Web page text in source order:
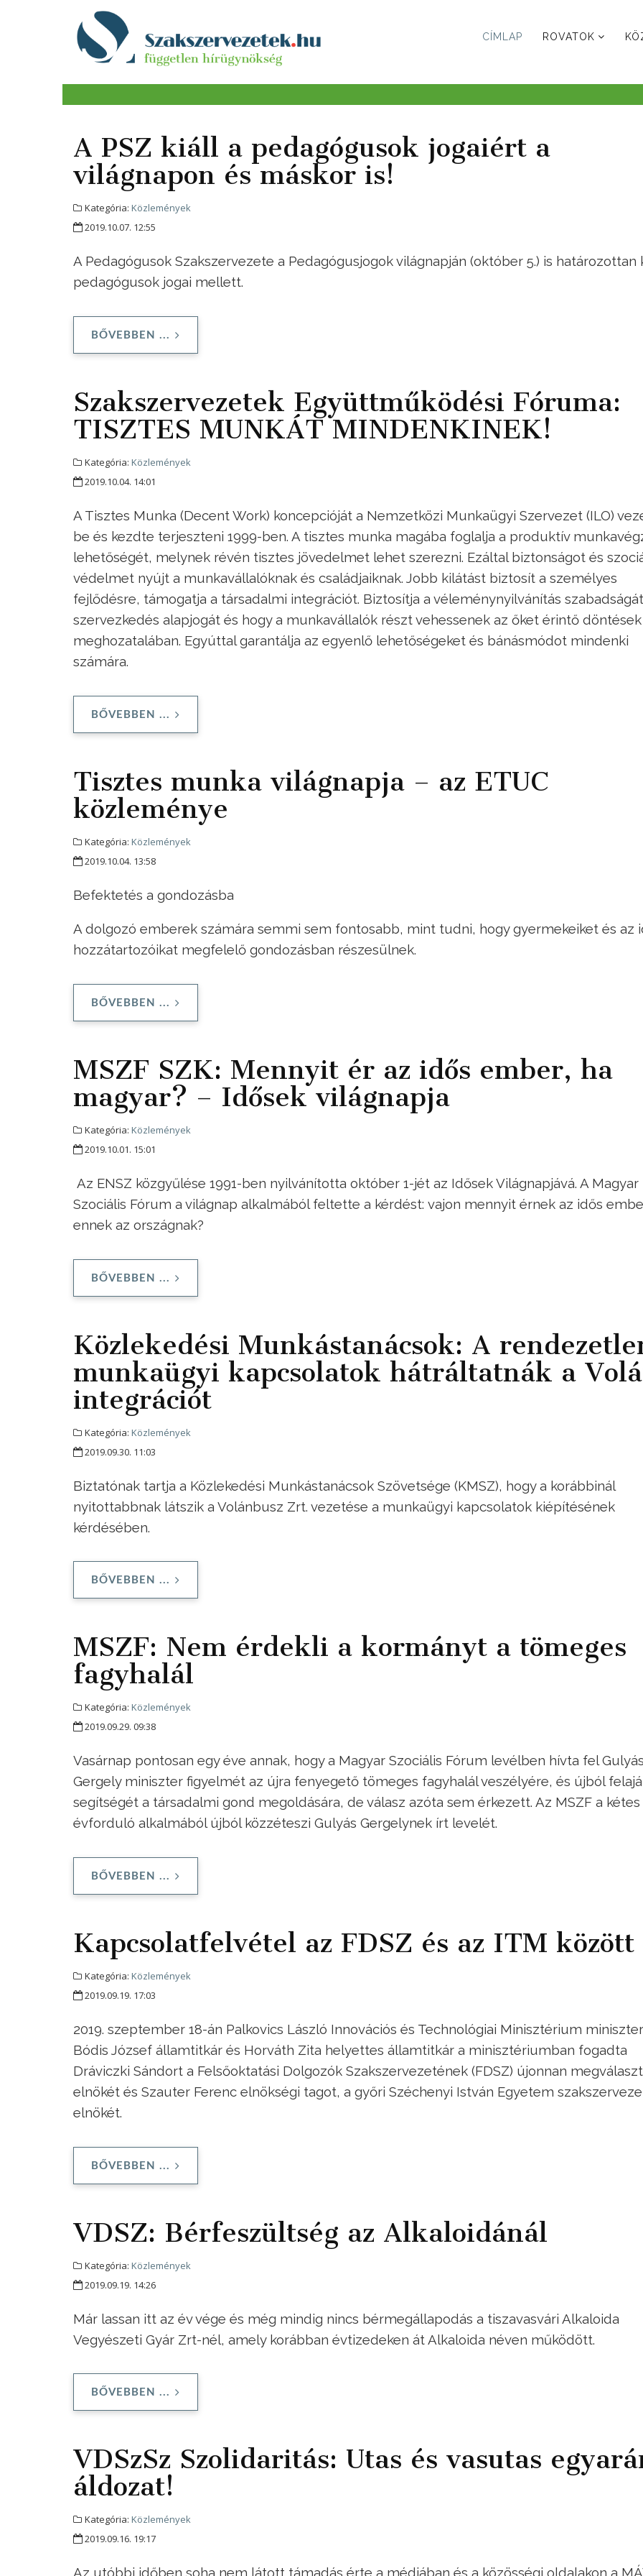
CÍMLAP ROVATOK
A PSZ kiáll a pedagógusok jogaiért a
világnapon és máskor is!
Kategória: Közlemények
2019.10.07. 12:55
A Pedagógusok Szakszervezete a Pedagógusjogok világnapján (október 5.) is határozottan
pedagógusok jogai mellett.
BŐVEBBEN ...
Szakszervezetek Együttműködési Fóruma:
TISZTES MUNKÁT MINDENKINEK!
Kategória: Közlemények
2019.10.04. 14:01
A Tisztes Munka (Decent Work) koncepcióját a Nemzetközi Munkaügyi Szervezet (ILO)
be és kezdte terjeszteni 1999-ben. A tisztes munka magába foglalja a produktív
lehetőségét, melynek révén tisztes jövedelmet lehet szerezni. Ezáltal biztonságot és
védelmet nyújt a munkavállalóknak és családjaiknak. Jobb kilátást biztosít a személyes
fejlődésre, támogatja a társadalmi integrációt. Biztosítja a véleménynyilvánítás
szervezkedés alapjogát és hogy a munkavállalók részt vehessenek az őket érintő döntések
meghozatalában. Egyúttal garantálja az egyenlő lehetőségeket és bánásmódot mindenki
számára.
BŐVEBBEN ...
Tisztes munka világnapja – az ETUC
közleménye
Kategória: Közlemények
2019.10.04. 13:58
Befektetés a gondozásba
A dolgozó emberek számára semmi sem fontosabb, mint tudni, hogy gyermekeiket és az
hozzátartozóikat megfelelő gondozásban részesülnek.
BŐVEBBEN ...
MSZF SZK: Mennyit ér az idős ember, ha
magyar? – Idősek világnapja
Kategória: Közlemények
2019.10.01. 15:01
Az ENSZ közgyűlése 1991-ben nyilvánította október 1-jét az Idősek Világnapjává. A Magyar
Szociális Fórum a világnap alkalmából feltette a kérdést: vajon mennyit érnek az idős
ennek az országnak?
BŐVEBBEN ...
Közlekedési Munkástanácsok: A
munkaügyi kapcsolatok hátráltatnák a
integrációt
Kategória: Közlemények
2019.09.30. 11:03
Biztatónak tartja a Közlekedési Munkástanácsok Szövetsége (KMSZ), hogy a korábbinál
nyitottabbnak látszik a Volánbusz Zrt. vezetése a munkaügyi kapcsolatok kiépítésének
kérdésében.
BŐVEBBEN ...
MSZF: Nem érdekli a kormányt a tömeges
fagyhalál
Kategória: Közlemények
2019.09.29. 09:38
Vasárnap pontosan egy éve annak, hogy a Magyar Szociális Fórum levélben hívta fel
Gergely miniszter figyelmét az újra fenyegető tömeges fagyhalál veszélyére, és újból
segítségét a társadalmi gond megoldására, de válasz azóta sem érkezett. Az MSZF a kétes
évforduló alkalmából újból közzéteszi Gulyás Gergelynek írt levelét.
BŐVEBBEN ...
Kapcsolatfelvétel az FDSZ és az ITM között
Kategória: Közlemények
2019.09.19. 17:03
2019. szeptember 18-án Palkovics László Innovációs és Technológiai Minisztérium
Bódis József államtitkár és Horváth Zita helyettes államtitkár a minisztériumban fogadta
Dráviczki Sándort a Felsőoktatási Dolgozók Szakszervezetének (FDSZ) újonnan
elnökét és Szauter Ferenc elnökségi tagot, a győri Széchenyi István Egyetem
elnökét.
BŐVEBBEN ...
VDSZ: Bérfeszültség az Alkaloidánál
Kategória: Közlemények
2019.09.19. 14:26
Már lassan itt az év vége és még mindig nincs bérmegállapodás a tiszavasvári Alkaloida
Vegyészeti Gyár Zrt-nél, amely korábban évtizedeken át Alkaloida néven működött.
BŐVEBBEN ...
VDSzSz Szolidaritás: Utas és vasutas
áldozat!
Kategória: Közlemények
2019.09.16. 19:17
Az utóbbi időben soha nem látott támadás érte a médiában és a közösségi oldalakon a